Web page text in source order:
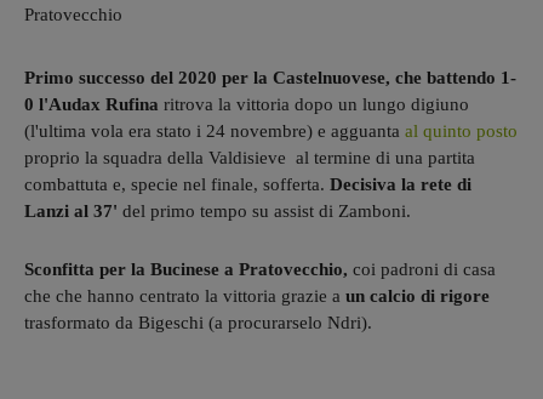
Pratovecchio
Primo successo del 2020 per la Castelnuovese, che battendo 1-
0 l'Audax Rufina ritrova la vittoria dopo un lungo digiuno
(l'ultima vola era stato i 24 novembre) e agguanta al quinto posto
proprio la squadra della Valdisieve al termine di una partita
combattuta e, specie nel finale, sofferta. Decisiva la rete di
Lanzi al 37' del primo tempo su assist di Zamboni.
Sconfitta per la Bucinese a Pratovecchio, coi padroni di casa
che che hanno centrato la vittoria grazie a un calcio di rigore
trasformato da Bigeschi (a procurarselo Ndri).